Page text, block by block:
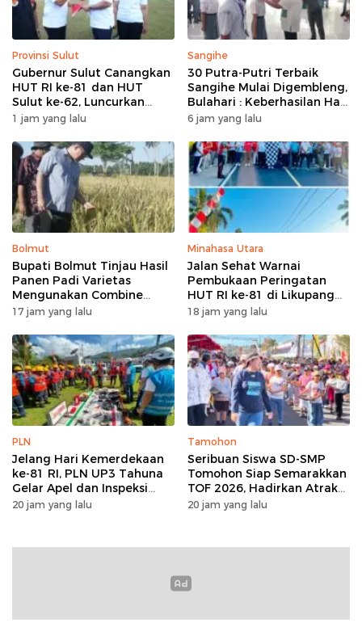
Provinsi Sulut
Gubernur Sulut Canangkan
HUT RI ke-81 dan HUT
Sulut ke-62, Luncurkan
Program Keringanan Pajak
Kelapa
1 jam yang lalu
Sangihe
30 Putra-Putri Terbaik
Sangihe Mulai Digembleng,
Bulahari : Keberhasilan Hari
Ini Bukan Garis Akhir Tapi
6 jam yang lalu
Bolmut
Bupati Bolmut Tinjau Hasil
Panen Padi Varietas
Mengunakan Combine
Harvester
17 jam yang lalu
Minahasa Utara
Jalan Sehat Warnai
Pembukaan Peringatan
HUT RI ke-81 di Likupang
Barat
18 jam yang lalu
PLN
Jelang Hari Kemerdekaan
ke-81 RI, PLN UP3 Tahuna
Gelar Apel dan Inspeksi
Peralatan Guna Pastikan
20 jam yang lalu
Tamohon
Seribuan Siswa SD-SMP
Tomohon Siap Semarakkan
TOF 2026, Hadirkan Atraksi
Kolosal dan Harmoni Seni
20 jam yang lalu